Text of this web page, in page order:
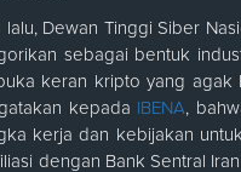
Dewan Tinggi Siber
sebagai bentuk
keran kripto yang agak
kepada IBENA,
kerja dan kebijakan
dengan Bank Sentral